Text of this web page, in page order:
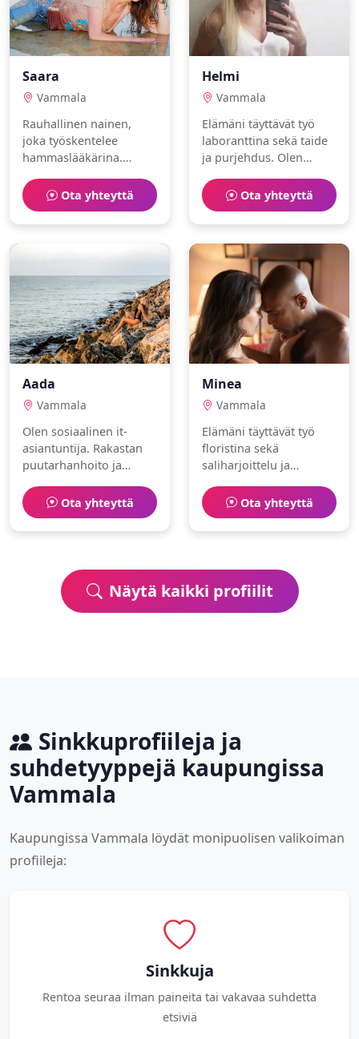
Saara
Vammala
Rauhallinen nainen,
joka työskentelee
hammaslääkärina.
ja purjehdus parissa.
Ota yhteyttä
Helmi
Vammala
Elämäni täyttävät työ
laboranttina sekä taide
ja purjehdus. Olen
Ota yhteyttä
Aada
Vammala
Olen sosiaalinen it-
asiantuntija. Rakastan
puutarhanhoito ja
löytää jonkun jakamaan
arjen ilot.
Ota yhteyttä
Minea
Vammala
Elämäni täyttävät työ
floristina sekä
saliharjoittelu ja
empaattinen ja
rauhallinen.
Ota yhteyttä
Näytä kaikki profiilit
Sinkkuprofiileja ja
suhdetyyppejä kaupungissa
Vammala
Kaupungissa Vammala löydät monipuolisen valikoiman
profiileja:
Sinkkuja
Rentoa seuraa ilman paineita tai vakavaa suhdetta
etsiviä